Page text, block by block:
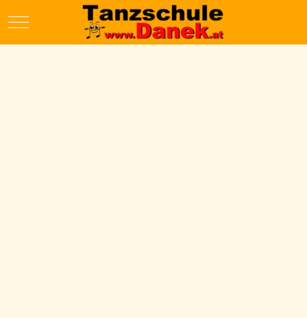
Mobile Menu Toggle